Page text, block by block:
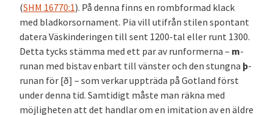
(SHM 16770:1). På denna finns en rombformad klack
med bladkorsornament. Pia vill utifrån stilen spontant
datera Väskinderingen till sent 1200-tal eller runt 1300.
Detta tycks stämma med ett par av runformerna – m-
runan med bistav enbart till vänster och den stungna þ-
runan för [ð] – som verkar uppträda på Gotland först
under denna tid. Samtidigt måste man räkna med
möjligheten att det handlar om en imitation av en äldre